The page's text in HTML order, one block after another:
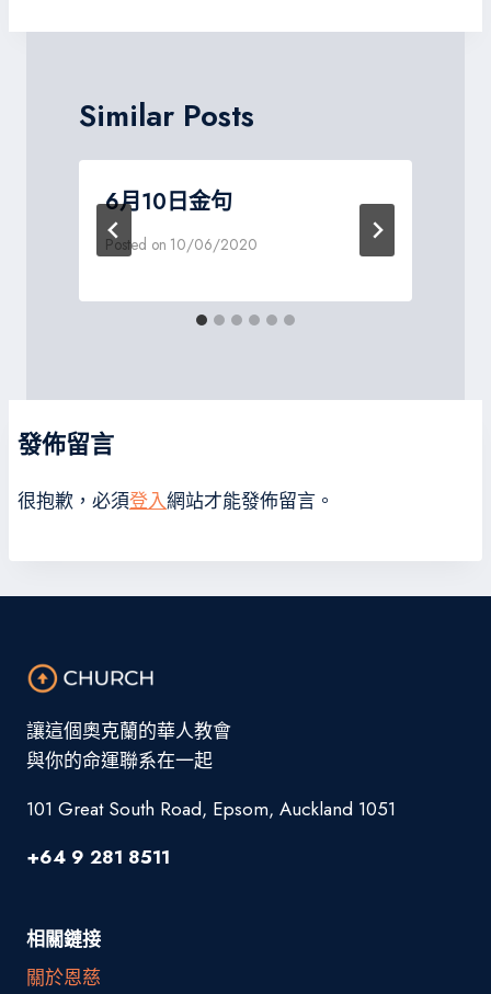
導
Similar Posts
6月10日金句
Posted on 10/06/2020
發佈留言
很抱歉，必須登入網站才能發佈留言。
讓這個奧克蘭的華人教會
與你的命運聯系在一起
101 Great South Road, Epsom, Auckland 1051
+64 9 281 8511
相關鏈接
關於恩慈